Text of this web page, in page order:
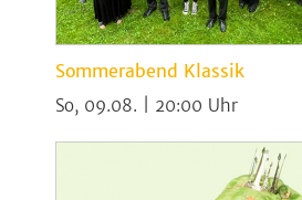
Sommerabend Klassik
So, 09.08. | 20:00